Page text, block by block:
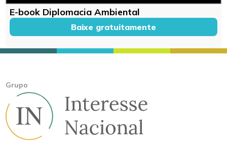
E-book Diplomacia Ambiental
Baixe gratuitamente
Grupo